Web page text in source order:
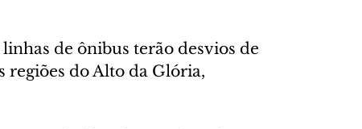
de ônibus terão desvios de
regiões do Alto da Glória,